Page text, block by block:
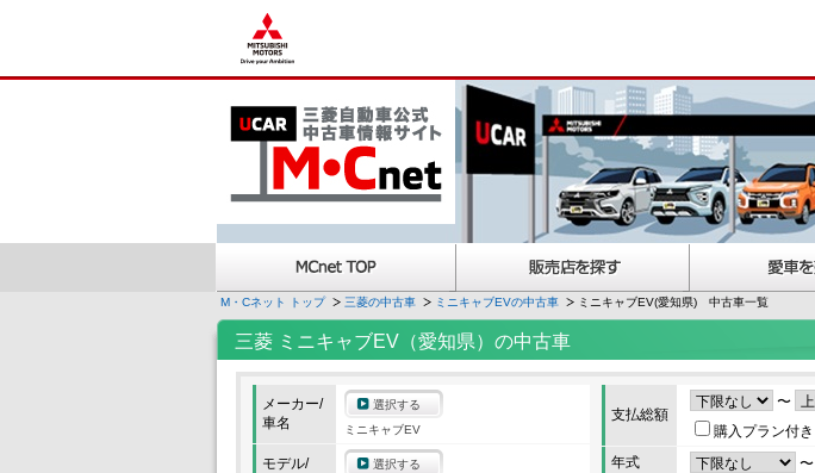
M・Cネット トップ 三菱の中古車 ミニキャブEVの中古車 ミニキャブEV(愛知県) 中古車一覧
三菱 ミニキャブEV（愛知県）の中古車
メーカー/
車名
選択する
ミニキャブEV
モデル/
選択する
支払総額
〜
購入プラン付き
年式
〜